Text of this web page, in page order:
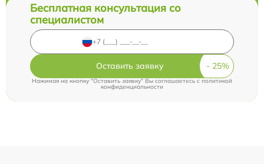
Бесплатная консультация со
специалистом
Оставить заявку
Нажимая на кнопку "Оставить заявку" Вы соглашаетесь cполитикой
конфиденциальности